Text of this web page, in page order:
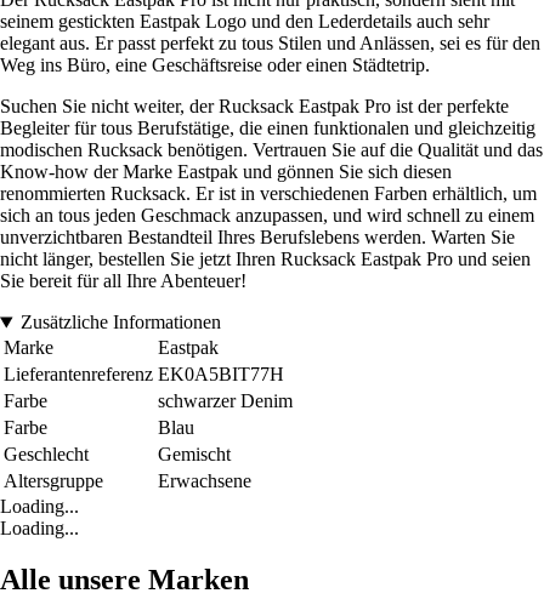
seinem gestickten Eastpak Logo und den Lederdetails auch sehr
elegant aus. Er passt perfekt zu tous Stilen und Anlässen, sei es für den
Weg ins Büro, eine Geschäftsreise oder einen Städtetrip.
Suchen Sie nicht weiter, der Rucksack Eastpak Pro ist der perfekte
Begleiter für tous Berufstätige, die einen funktionalen und gleichzeitig
modischen Rucksack benötigen. Vertrauen Sie auf die Qualität und das
Know-how der Marke Eastpak und gönnen Sie sich diesen
renommierten Rucksack. Er ist in verschiedenen Farben erhältlich, um
sich an tous jeden Geschmack anzupassen, und wird schnell zu einem
unverzichtbaren Bestandteil Ihres Berufslebens werden. Warten Sie
nicht länger, bestellen Sie jetzt Ihren Rucksack Eastpak Pro und seien
Sie bereit für all Ihre Abenteuer!
Zusätzliche Informationen
Marke
Eastpak
Lieferantenreferenz EK0A5BIT77H
Farbe
schwarzer Denim
Farbe
Blau
Geschlecht
Gemischt
Altersgruppe
Erwachsene
Loading...
Loading...
Alle unsere Marken